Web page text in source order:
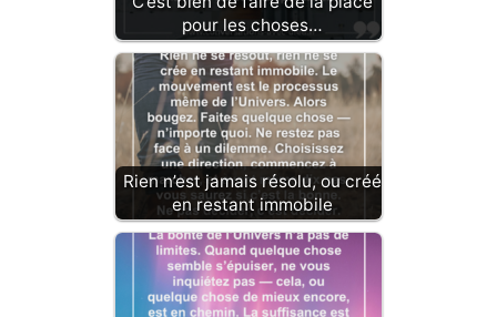
pour les choses…
Rien n’est jamais résolu, ou créé
en restant immobile